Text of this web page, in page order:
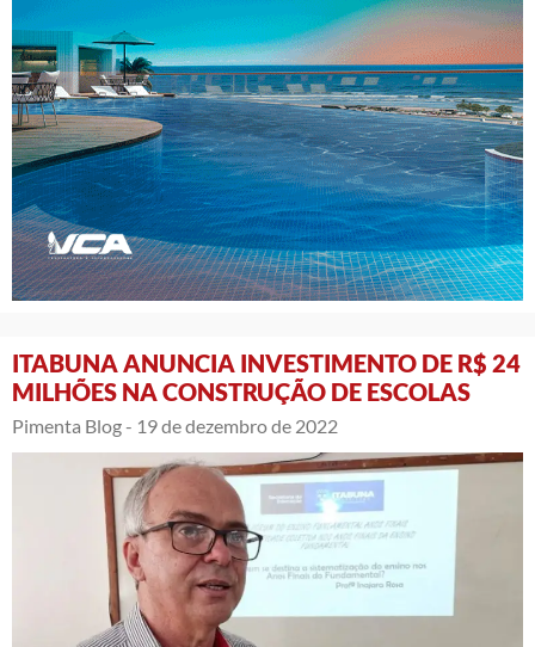
ITABUNA ANUNCIA INVESTIMENTO DE R$ 24
MILHÕES NA CONSTRUÇÃO DE ESCOLAS
Pimenta Blog - 19 de dezembro de 2022